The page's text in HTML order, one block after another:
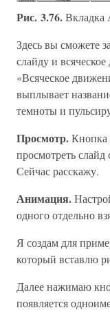
Рис. 3.76.Вкладка
Здесь вы сможете
слайду и
«Всяческое
выплывает
темноты и
Просмотр.Кнопка
просмотреть слайд
Сейчас расскажу.
Анимация.
одного отдельно
Я создам для
который вставлю
Далее нажимаю
появляется